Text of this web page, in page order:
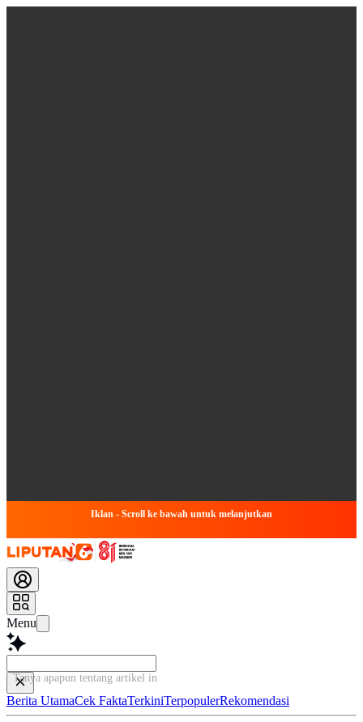
Iklan - Scroll ke bawah untuk melanjutkan
Menu
Tanya apapun tentang artikel ini...
Berita UtamaCek FaktaTerkiniTerpopulerRekomendasi